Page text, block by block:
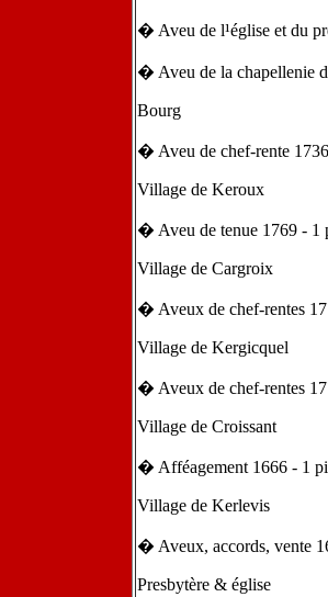
� Aveu de l¹église et du
� Aveu de la chapellenie
Bourg
� Aveu de chef-rente
Village de Keroux
� Aveu de tenue 1769 - 1
Village de Cargroix
� Aveux de chef-rentes
Village de Kergicquel
� Aveux de chef-rentes
Village de Croissant
� Afféagement 1666 - 1
Village de Kerlevis
� Aveux, accords, vente
Presbytère & église